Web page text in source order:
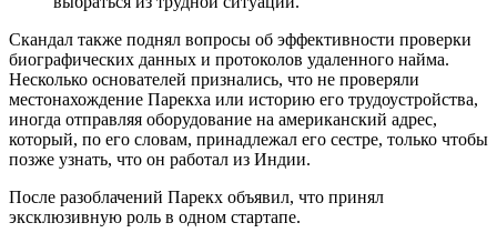
Скандал также поднял вопросы об эффективности проверки
биографических данных и протоколов удаленного найма.
Несколько основателей признались, что не проверяли
местонахождение Парекха или историю его трудоустройства,
иногда отправляя оборудование на американский адрес,
который, по его словам, принадлежал его сестре, только чтобы
позже узнать, что он работал из Индии.
После разоблачений Парекх объявил, что принял
эксклюзивную роль в одном стартапе.